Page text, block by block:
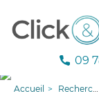
09
Accueil Recherche aide à domicile